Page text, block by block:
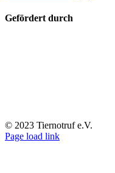
Gefördert durch
© 2023 Tiernotruf e.V.
Page load link